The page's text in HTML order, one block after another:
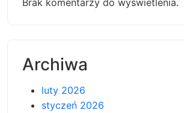
Archiwa
luty 2026
styczeń 2026